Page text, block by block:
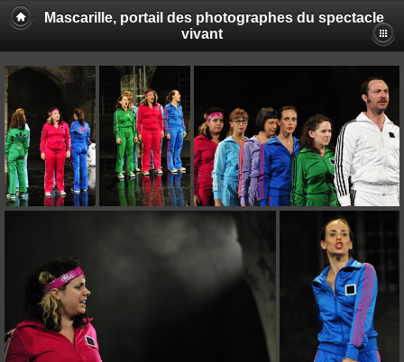
Mascarille, portail des photographes du spectacle
vivant